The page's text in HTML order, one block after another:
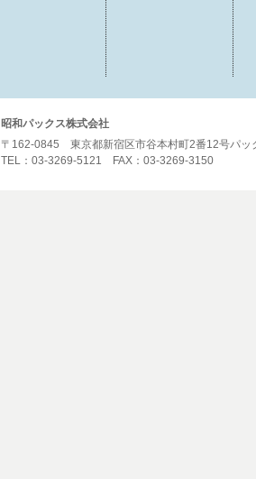
昭和パックス株式会社
〒162-0845 東京都新宿区市谷本村町2番12号パッ
TEL：03-3269-5121 FAX：03-3269-3150